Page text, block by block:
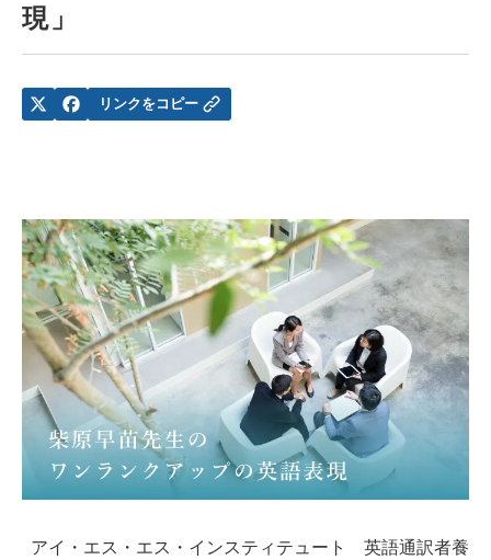
現」
リンクをコピー
アイ・エス・エス・インスティテュート 英語通訳者養